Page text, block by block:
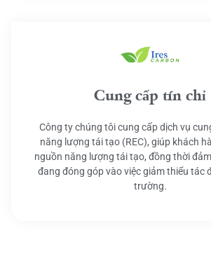
Cung cấp tín chỉ
Công ty chúng tôi cung cấp dịch vụ
năng lượng tái tạo (REC), giúp khách
nguồn năng lượng tái tạo, đồng thời
đang đóng góp vào việc giảm thiểu tác
trường.